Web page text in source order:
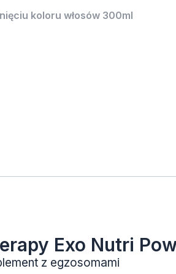
koloru włosów 300ml
Exo Nutri
z egzosomami